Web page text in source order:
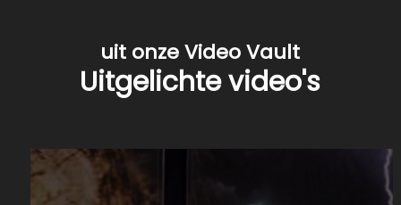
uit onze Video Vault
Uitgelichte video's